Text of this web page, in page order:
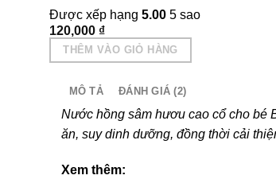
Được xếp hạng 5.005 sao
120,000 ₫
THÊM VÀO GIỎ HÀNG
MÔ TẢ ĐÁNH GIÁ (2)
Nước hồng sâm hươu cao cổ cho bé
ăn, suy dinh dưỡng, đồng thời cải
Xem thêm: